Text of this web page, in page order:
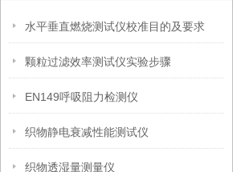
水平垂直燃烧测试仪校准目的及要求
颗粒过滤效率测试仪实验步骤
EN149呼吸阻力检测仪
织物静电衰减性能测试仪
织物透湿量测量仪